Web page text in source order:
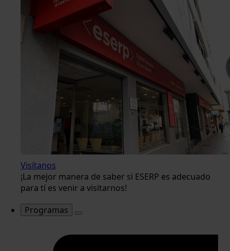
Visítanos
¡La mejor manera de saber si ESERP es adecuado
para tí es venir a visitarnos!
Programas